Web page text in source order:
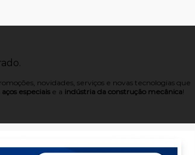
novidades, serviços e novas tecnologias que
aços especiais e a indústria da construção mecânica!